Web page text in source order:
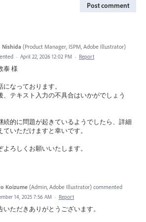
Post comment
Nishida (Product Manager, ISPM, Adobe Illustrator)
· April 22, 2026 12:02 PM · Report
泰 様
になっております。
、テキスト入力の不具合はいかがでしょう
続的に問題が起きているようでしたら、詳細
ていただけますと幸いです。
よろしくお願いいたします。
Koizume(Admin, Adobe Illustrator) commented
14, 2025 7:56 AM · Report
いただきありがとうございます。